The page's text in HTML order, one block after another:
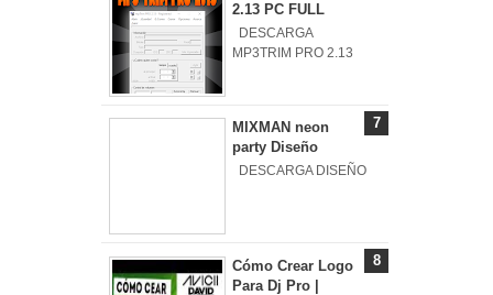
2.13 PC FULL
DESCARGA
MP3TRIM PRO 2.13
MIXMAN neon
party Diseño
DESCARGA DISEÑO
Cómo Crear Logo
Para Dj Pro |